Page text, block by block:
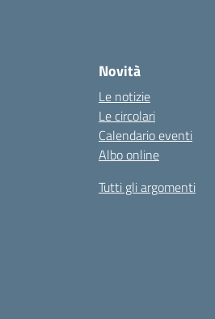
Novità
Le notizie
Le circolari
Calendario eventi
Albo online
Tutti gli argomenti